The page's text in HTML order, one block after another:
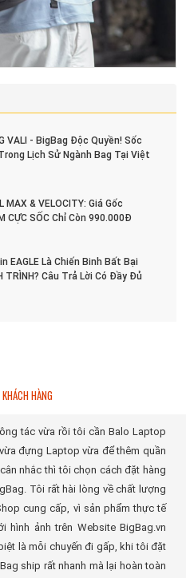
VALI - BigBag Độc Quyền! Sốc
Lịch Sử Ngành Bag Tại Việt
MAX & VELOCITY: Giá Gốc
CỰC SỐC Chỉ Còn 990.000Đ
EAGLE Là Chiến Binh Bất Bại
TRÌNH? Câu Trả Lời Có Đầy Đủ
HÀNG
tác vừa rồi tôi cần Balo Laptop
đựng Laptop vừa để thêm quần
nhắc thì tôi chọn cách đặt hàng
Tôi rất hài lòng về chất lượng
cung cấp, vì sản phẩm thực tế
hình ảnh trên Website BigBag.vn
là mỗi chuyến đi gấp, khi tôi đặt
ship rất nhanh mà lại hoàn toàn